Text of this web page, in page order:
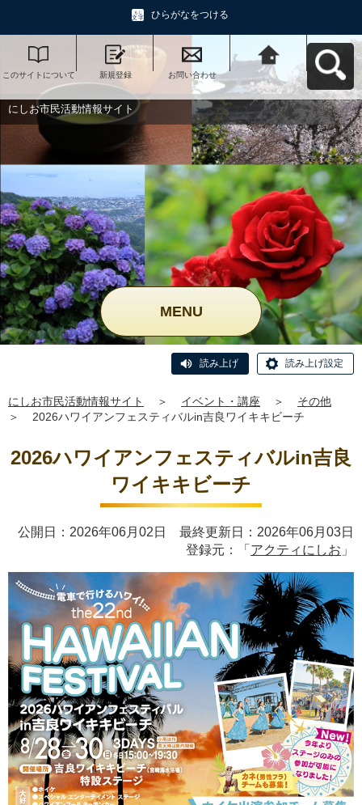
ひらがなをつける
このサイトについて 新規登録 お問い合わせ
にしお市民活動情報
サイトへ戻る
にしお市民活動情報サイト
MENU
読み上げ 読み上げ設定
にしお市民活動情報サイト ＞ イベント・講座 ＞
その他
＞
2026ハワイアンフェスティバルin吉良ワイキキビーチ
2026ハワイアンフェスティバルin吉良
ワイキキビーチ
公開日：2026年06月02日 最終更新日：2026年06月03日
登録元：「 アクティにしお 」